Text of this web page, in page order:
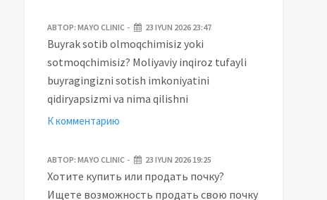
АВТОР: MAYO CLINIC 23 IYUN 2026 23:47
Buyrak sotib olmoqchimisiz yoki
sotmoqchimisiz? Moliyaviy inqiroz tufayli
buyragingizni sotish imkoniyatini
qidiryapsizmi va nima qilishni
К комментарию
АВТОР: MAYO CLINIC 23 IYUN 2026 19:25
Хотите купить или продать почку?
Ищете возможность продать свою почку